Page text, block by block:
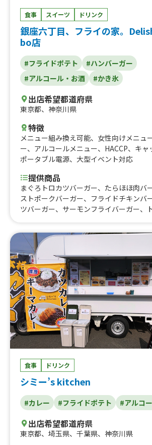
円】かき氷、【350円】かき氷、【イベ
（シロップ＋練乳）、レモンスカッシュ
【500円】チューハイ、【600円】ハイ
生ビール（缶）、【300円】揚げたい焼き
き氷、【500円】レモネード、【300円】
食事 スイーツ ドリンク
銀座六丁目、フライの家。
bo店
#フライドポテト
#ハンバーガー
#アルコール・お酒
#かき氷
出店希望都道府県
東京都、 神奈川県
特徴
メニュー組み換え可能、 女性向けメニュ
ー、 アルコールメニュー、 HACCP、 キャ
ポータブル電源、 大型イベント対応
提供商品
まぐろトロカツバーガー、たらほほ肉バ
ストポークバーガー、フライドチキンバ
ツバーガー、サーモンフライバーガー、
ス、チキン＆チップス、サーモンフライ
ミニドーナツ、ミニドーナツ串、唐揚げ
ール500ml、ビール350ml、酎ハイ、ハ
ドリンク、ホットコーヒー、ホットココ
ン、ホットゆず茶、フラッペショコラミ
チゴミルク、フラッペマンゴーミルク、
ンゴーソーダ、まぐろトロカツ弁当、ミ
当、炙りローストポーク丼、炙りチーズ
丼、鶏もも唐揚げ弁当、メンチカツ弁当
まぐろネギトロ丼、ごはん大盛り、その
食事 ドリンク
シミー’s kitchen
#カレー #フライドポテト #アルコ
出店希望都道府県
東京都、 埼玉県、 千葉県、 神奈川県